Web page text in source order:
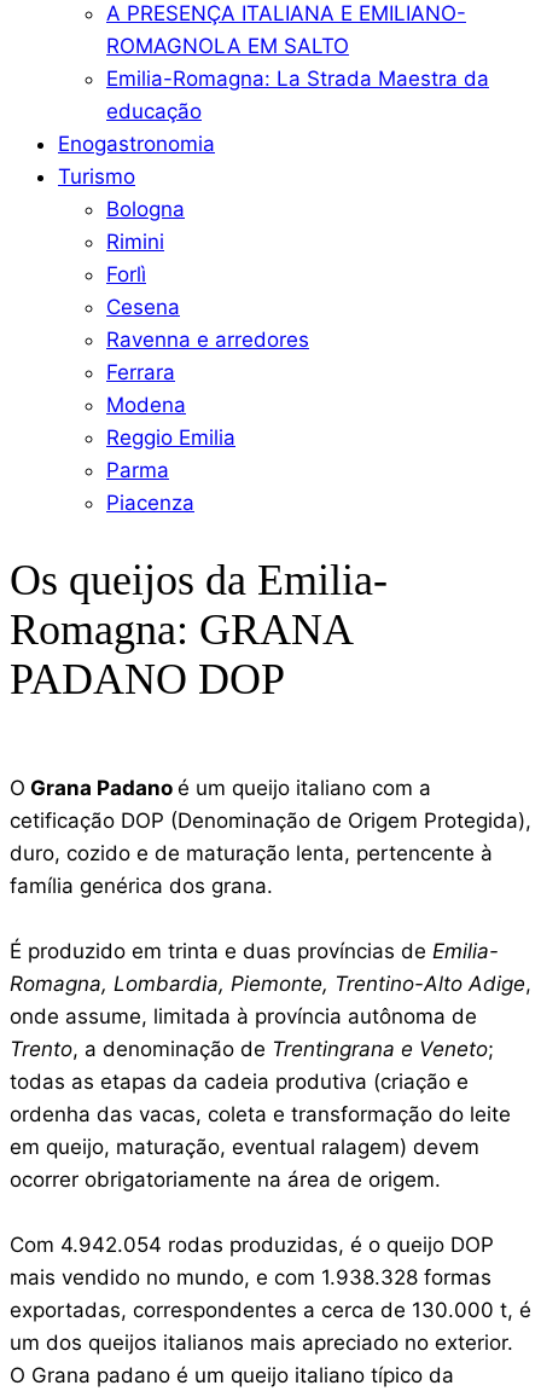
A PRESENÇA ITALIANA E EMILIANO-
ROMAGNOLA EM SALTO
Emilia-Romagna: La Strada Maestra da
educação
Enogastronomia
Turismo
Bologna
Rimini
Forlì
Cesena
Ravenna e arredores
Ferrara
Modena
Reggio Emilia
Parma
Piacenza
Os queijos da Emilia-
Romagna: GRANA
PADANO DOP
O Grana Padano é um queijo italiano com a
cetificação DOP (Denominação de Origem Protegida),
duro, cozido e de maturação lenta, pertencente à
família genérica dos grana.
É produzido em trinta e duas províncias de Emilia-
Romagna, Lombardia, Piemonte, Trentino-Alto Adige,
onde assume, limitada à província autônoma de
Trento, a denominação de Trentingrana e Veneto;
todas as etapas da cadeia produtiva (criação e
ordenha das vacas, coleta e transformação do leite
em queijo, maturação, eventual ralagem) devem
ocorrer obrigatoriamente na área de origem.
Com 4.942.054 rodas produzidas, é o queijo DOP
mais vendido no mundo, e com 1.938.328 formas
exportadas, correspondentes a cerca de 130.000 t, é
um dos queijos italianos mais apreciado no exterior.
O Grana padano é um queijo italiano típico da